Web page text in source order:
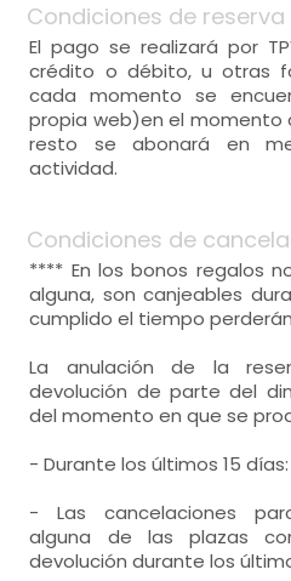
Condiciones de reserva
El pago se realizará por
crédito o débito, u otras
cada momento se
propia web)en el momento
resto se abonará en
actividad.
Condiciones de
**** En los bonos regalos
alguna, son canjeables
cumplido el tiempo
La anulación de la
devolución de parte del
del momento en que se
- Durante los últimos 15
- Las cancelaciones
alguna de las plazas
devolución durante los